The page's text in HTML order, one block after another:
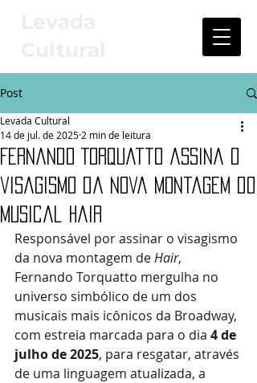
Post
Fernando Torquatto assina o
visagismo da nova montagem do
musical Hair
Levada Cultural
14 de jul. de 2025 2 min de leitura
Responsável por assinar o visagismo
da nova montagem de Hair,
Fernando Torquatto mergulha no
universo simbólico de um dos
musicais mais icônicos da Broadway,
com estreia marcada para o dia 4 de
julho de 2025, para resgatar, através
de uma linguagem atualizada, a